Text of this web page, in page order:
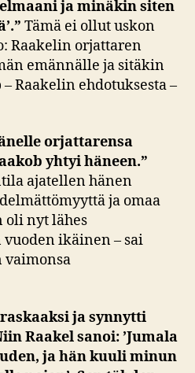
ja minäkin siten
Tämä ei ollut uskon
Raakelin orjattaren
emännälle ja sitäkin
Raakelin ehdotuksesta –
orjattarensa
yhtyi häneen.”
ajatellen hänen
ja omaa
oli nyt lähes
ikäinen – sai
vaimonsa
ja synnytti
Raakel sanoi: ’Jumala
ja hän kuuli minun